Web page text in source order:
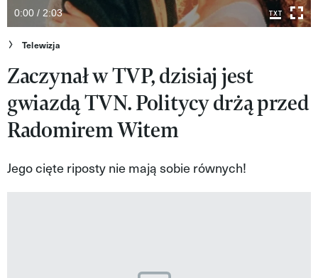
Kultura
Wideo
Nasze akcje
VIVA!ART
VIVA!MODA
0:00 / 2:03
Telewizja
Zaczynał w TVP, dzisiaj jest
gwiazdą TVN. Politycy drżą przed
Radomirem Witem
Jego cięte riposty nie mają sobie równych!